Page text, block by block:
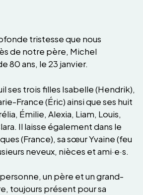
tristesse que nous
de notre père, Michel
80 ans, le 23 janvier.
ses trois filles Isabelle (Hendrik),
France (Éric) ainsi que ses huit
Émilie, Alexia, Liam, Louis,
Il laisse également dans le
(France), sa sœur Yvaine (feu
neveux, nièces et ami·e·s.
un père et un grand-
toujours présent pour sa